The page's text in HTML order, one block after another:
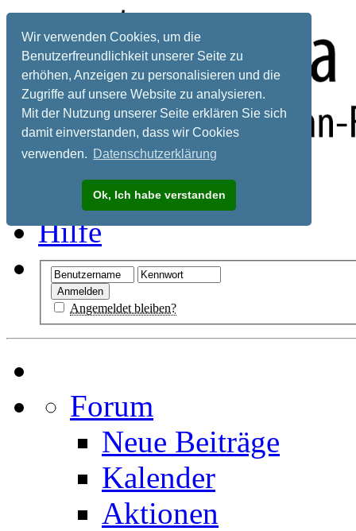
Wir verwenden Cookies, um die
Benutzerfreundlichkeit unserer Seite zu
erhöhen, Anzeigen zu personalisieren und die
Zugriffe auf unsere Website zu analysieren.
Mit der Nutzung unserer Seite erklären Sie sich
damit einverstanden, dass wir Cookies
verwenden. Datenschutzerklärung
Ok, Ich habe verstanden
Registrieren
Hilfe
Angemeldet bleiben?
Forum
Neue Beiträge
Kalender
Aktionen